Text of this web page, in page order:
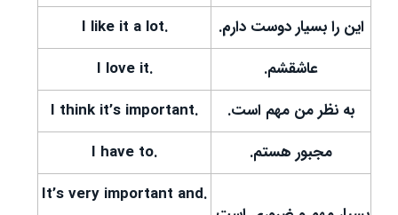
این را بسیار دوست دارم.
.I like it a lot
عاشقشم.
.I love it
به نظر من مهم است.
.I think it’s important
مجبور هستم.
.I have to
.It’s very important and